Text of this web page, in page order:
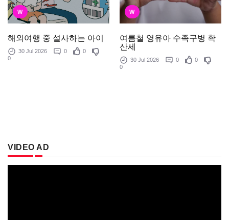
W
해외여행 중 설사하는 아이
30 Jul 2026 0
0
0
W
여름철 영유아 수족구병 확
산세
30 Jul 2026 0
0
0
VIDEO AD